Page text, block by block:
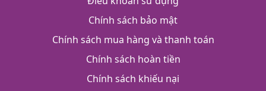
Chính sách bảo mật
Chính sách mua hàng và thanh toán
Chính sách hoàn tiền
Chính sách khiếu nại